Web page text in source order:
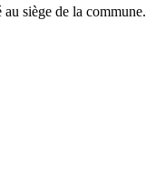
siège de la commune.